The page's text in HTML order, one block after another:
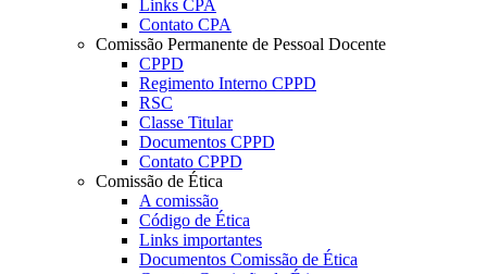
Links CPA
Contato CPA
Comissão Permanente de Pessoal Docente
CPPD
Regimento Interno CPPD
RSC
Classe Titular
Documentos CPPD
Contato CPPD
Comissão de Ética
A comissão
Código de Ética
Links importantes
Documentos Comissão de Ética